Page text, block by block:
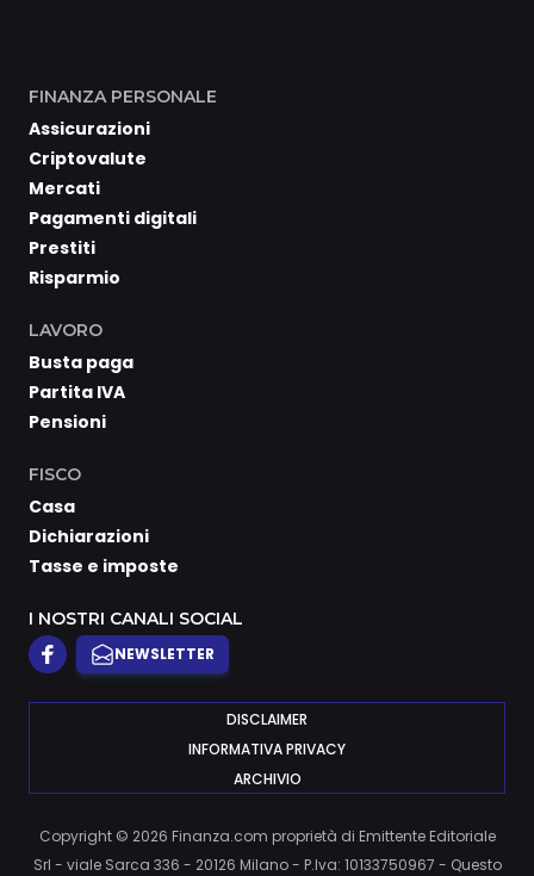
FINANZA PERSONALE
Assicurazioni
Criptovalute
Mercati
Pagamenti digitali
Prestiti
Risparmio
LAVORO
Busta paga
Partita IVA
Pensioni
FISCO
Casa
Dichiarazioni
Tasse e imposte
I NOSTRI CANALI SOCIAL
NEWSLETTER
DISCLAIMER
INFORMATIVA PRIVACY
ARCHIVIO
Copyright © 2026 Finanza.com proprietà di Emittente Editoriale
Srl - viale Sarca 336 - 20126 Milano - P.Iva: 10133750967 - Questo